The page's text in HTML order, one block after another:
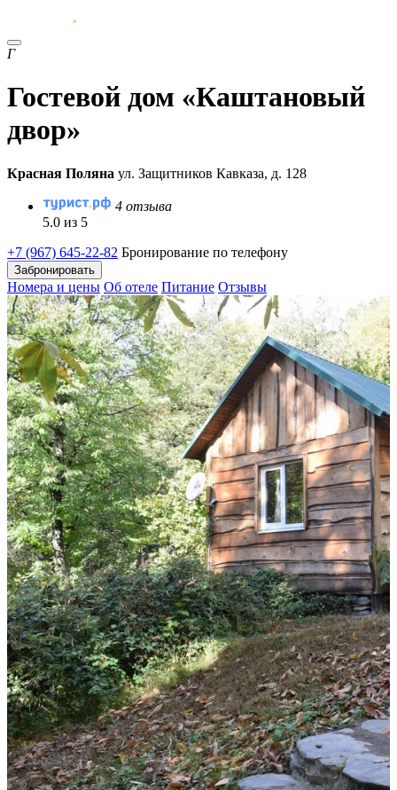
Г
Гостевой дом «Каштановый
двор»
Красная Поляна ул. Защитников Кавказа, д. 128
4 отзыва
5.0 из 5
+7 (967) 645-22-82 Бронирование по телефону
Забронировать
Номера и цены Об отеле Питание Отзывы